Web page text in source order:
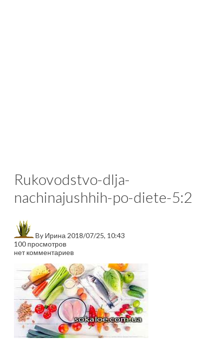
Rukovodstvo-dlja-
nachinajushhih-po-diete-5:2
By Ирина 2018/07/25, 10:43
100 просмотров
нет комментариев